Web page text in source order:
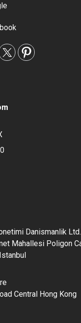
Danismanlik
Mahallesi Poligon
Central Hong Kong